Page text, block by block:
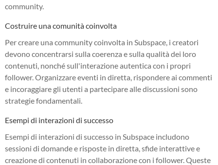
community.
Costruire una comunità coinvolta
Per creare una community coinvolta in Subspace, i creatori
devono concentrarsi sulla coerenza e sulla qualità dei loro
contenuti, nonché sull'interazione autentica con i propri
follower. Organizzare eventi in diretta, rispondere ai commenti
e incoraggiare gli utenti a partecipare alle discussioni sono
strategie fondamentali.
Esempi di interazioni di successo
Esempi di interazioni di successo in Subspace includono
sessioni di domande e risposte in diretta, sfide interattive e
creazione di contenuti in collaborazione con i follower. Queste